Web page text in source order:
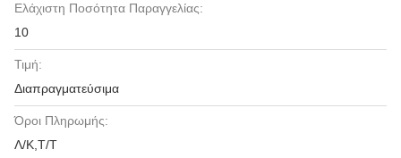
Ελάχιστη Ποσότητα Παραγγελίας:
10
Τιμή:
Διαπραγματεύσιμα
Όροι Πληρωμής:
Λ/Κ,Τ/Τ